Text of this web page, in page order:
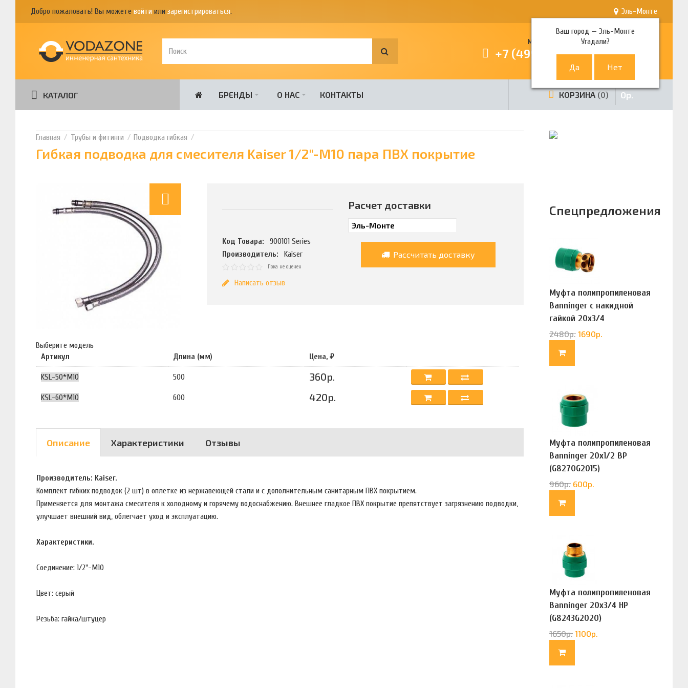
Добро пожаловать! Вы можете войти или зарегистрироваться. Эль-Монте
Ваш город —Эль-Монте
Угадали?
Многоканальный телефон
+7 (499) 380-80-80
КАТАЛОГ БРЕНДЫ О НАС КОНТАКТЫ КОРЗИНА 0 0р.
Трубы и фитинги Подводка гибкая
Гибкая подводка для смесителя Kaiser 1/2"-М10 пара ПВХ покрытие
Код Товара:
900101 Series
Производитель:
Kaiser
Пока не оценен
Написать отзыв
Расчет доставки
Рассчитать доставку
Выберите модель
Артикул
Длина (мм) Цена, ₽
KSL-50*M10 500 360р.
KSL-60*M10 600 420р.
Описание Характеристики Отзывы
Производитель: Kaiser.
Комплект гибких подводок (2 шт) в оплетке из нержавеющей стали и c дополнительным санитарным ПВХ покрытием.
Применяется для монтажа смесителя к холодному и горячему водоснабжению. Внешнее гладкое ПВХ покрытие препятствует загрязнению подводки,
улучшает внешний вид, облегчает уход и эксплуатацию.
Характеристики.
Соединение: 1/2"-M10
Цвет: серый
Резьба: гайка/штуцер
Спецпредложения
Муфта полипропиленовая
Banninger с накидной
гайкой 20х3/4
(G83322020)
2480р. 1690р.
Муфта полипропиленовая
Banninger 20х1/2 ВР
(G8270G2015)
960р. 600р.
Муфта полипропиленовая
Banninger 20х3/4 НР
(G8243G2020)
1650р. 1100р.